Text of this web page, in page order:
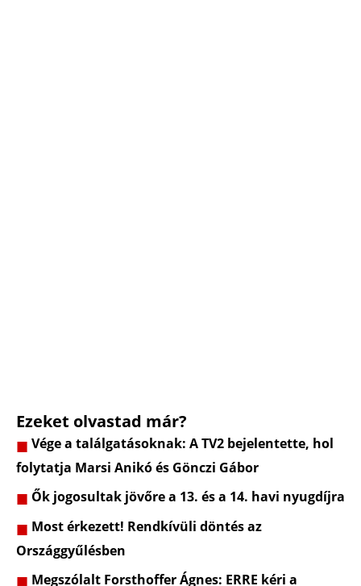
Ezeket olvastad már?
Vége a találgatásoknak: A TV2 bejelentette, hol
folytatja Marsi Anikó és Gönczi Gábor
Ők jogosultak jövőre a 13. és a 14. havi nyugdíjra
Most érkezett! Rendkívüli döntés az
Országgyűlésben
Megszólalt Forsthoffer Ágnes: ERRE kéri a